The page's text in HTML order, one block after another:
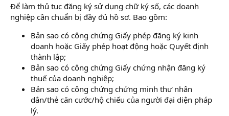
Để làm thủ tục đăng ký sử dụng chữ ký số, các doanh
nghiệp cần chuẩn bị đầy đủ hồ sơ. Bao gồm:
Bản sao có công chứng Giấy phép đăng ký kinh
doanh hoặc Giấy phép hoạt động hoặc Quyết định
thành lập;
Bản sao có công chứng Giấy chứng nhận đăng ký
thuế của doanh nghiệp;
Bản sao có công chứng chứng minh thư nhân
dân/thẻ căn cước/hộ chiếu của người đại diện pháp
lý.